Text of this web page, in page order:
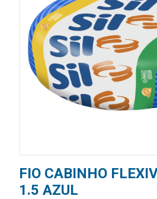
FIO CABINHO
1.5 AZUL